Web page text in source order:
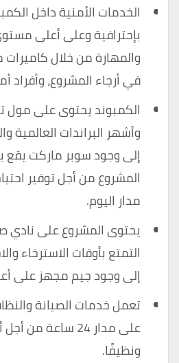
الخدمات الأمنية داخل
بإحترافية وعلى أعلى
والمهارة من خلال
في أرجاء المشروع، وأفراد
الكمبوند يحتوى على مول
وأشهر البراندات العالمية
إلى وجود سوبر ماركت يقع
المشروع من أجل توفير
مدار اليوم.
يحتوى المشروع على
التمتع بأوقات الاسترخاء
إلى وجود جيم مجهز على
تعمل خدمات الصيانة
على مدار 24 ساعة
ونظيفًا.